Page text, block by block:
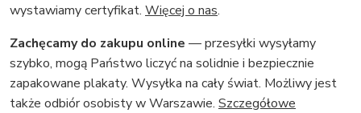
wystawiamy certyfikat. Więcej o nas.
Zachęcamy do zakupu online — przesyłki wysyłamy
szybko, mogą Państwo liczyć na solidnie i bezpiecznie
zapakowane plakaty. Wysyłka na cały świat. Możliwy jest
także odbiór osobisty w Warszawie. Szczegółowe